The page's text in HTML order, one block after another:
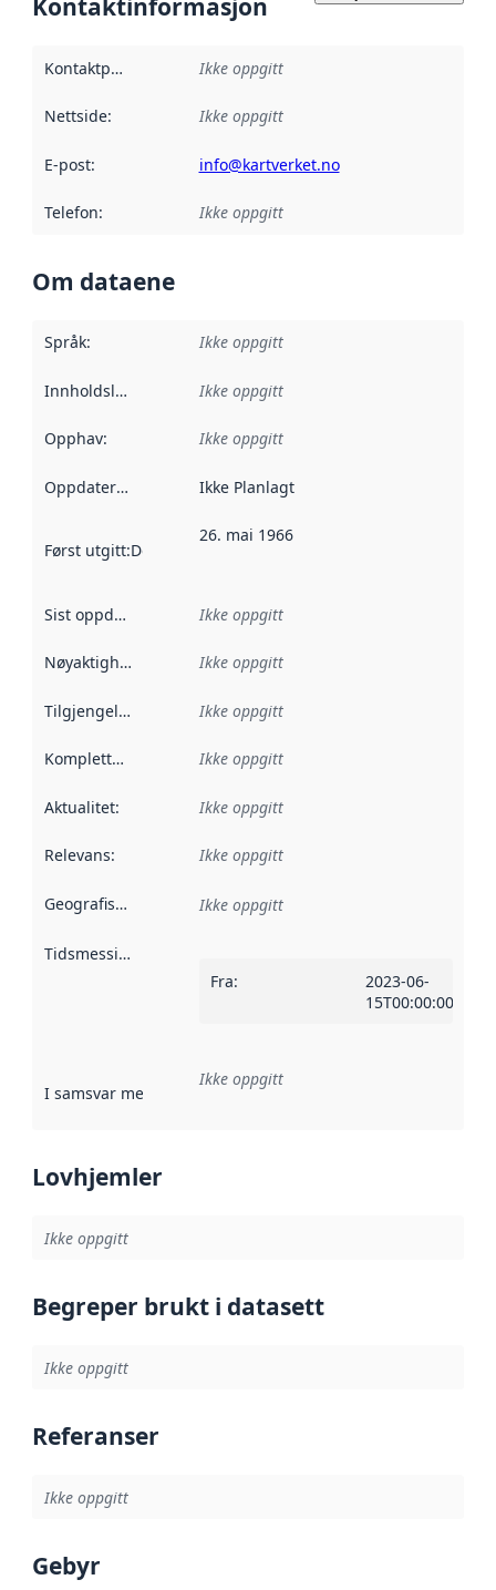
Kontaktinformasjon
Kontaktpunkt Ikke oppgitt
Nettside: Ikke oppgitt
E-post: info@kartverket.no
Telefon: Ikke oppgitt
Om dataene
Språk: Ikke oppgitt
Innholdsleverandører :
Ikke oppgitt
Opphav: Ikke oppgitt
Oppdateringsfrekvens :
Ikke Planlagt
Først utgitt:Denne datoen sier når dataene i dette
26. mai 1966
Sist oppdatert Ikke oppgitt
Nøyaktighet Ikke oppgitt
Tilgjengelighet Ikke oppgitt
Kompletthet Ikke oppgitt
Aktualitet: Ikke oppgitt
Relevans: Ikke oppgitt
Geografisk avgrensning :
Ikke oppgitt
Tidsmessig avgrensning
Fra:
2023-06-
15T00:00:00Z
I samsvar med Referanse til en implementasjonsregel
Ikke oppgitt
Lovhjemler
Ikke oppgitt
Begreper brukt i datasett
Ikke oppgitt
Referanser
Ikke oppgitt
Gebyr